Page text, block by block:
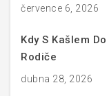
července 6, 2026
Kdy S Kašlem
Rodiče
dubna 28, 2026